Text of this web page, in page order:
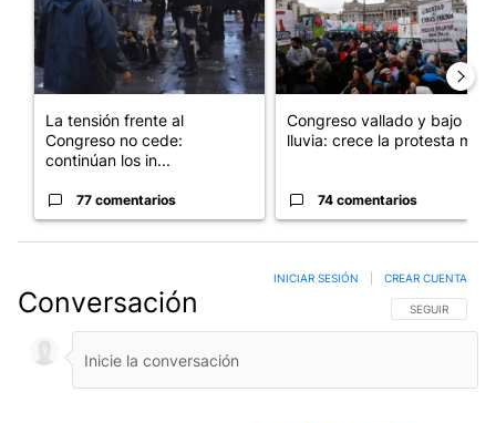
La tensión frente al
Congreso no cede:
continúan los in...
77 comentarios
Congreso vallado y bajo la
lluvia: crece la protesta mi...
74 comentarios
Conversación SIGA ESTA
SEGUIR
INICIAR SESIÓN CREAR CUENTA